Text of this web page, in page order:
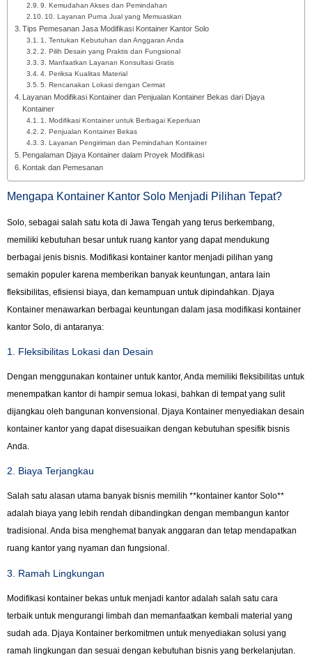
9. Kemudahan Akses dan Pemindahan
10. Layanan Purna Jual yang Memuaskan
Tips Pemesanan Jasa Modifikasi Kontainer Kantor Solo
1. Tentukan Kebutuhan dan Anggaran Anda
2. Pilih Desain yang Praktis dan Fungsional
3. Manfaatkan Layanan Konsultasi Gratis
4. Periksa Kualitas Material
5. Rencanakan Lokasi dengan Cermat
Layanan Modifikasi Kontainer dan Penjualan Kontainer Bekas dari Djaya
Kontainer
1. Modifikasi Kontainer untuk Berbagai Keperluan
2. Penjualan Kontainer Bekas
3. Layanan Pengiriman dan Pemindahan Kontainer
Pengalaman Djaya Kontainer dalam Proyek Modifikasi
Kontak dan Pemesanan
Mengapa Kontainer Kantor Solo Menjadi Pilihan Tepat?
Solo, sebagai salah satu kota di Jawa Tengah yang terus berkembang,
memiliki kebutuhan besar untuk ruang kantor yang dapat mendukung
berbagai jenis bisnis. Modifikasi kontainer kantor menjadi pilihan yang
semakin populer karena memberikan banyak keuntungan, antara lain
fleksibilitas, efisiensi biaya, dan kemampuan untuk dipindahkan. Djaya
Kontainer menawarkan berbagai keuntungan dalam jasa modifikasi kontainer
kantor Solo, di antaranya:
1. Fleksibilitas Lokasi dan Desain
Dengan menggunakan kontainer untuk kantor, Anda memiliki fleksibilitas untuk
menempatkan kantor di hampir semua lokasi, bahkan di tempat yang sulit
dijangkau oleh bangunan konvensional. Djaya Kontainer menyediakan desain
kontainer kantor yang dapat disesuaikan dengan kebutuhan spesifik bisnis
Anda.
2. Biaya Terjangkau
Salah satu alasan utama banyak bisnis memilih **kontainer kantor Solo**
adalah biaya yang lebih rendah dibandingkan dengan membangun kantor
tradisional. Anda bisa menghemat banyak anggaran dan tetap mendapatkan
ruang kantor yang nyaman dan fungsional.
3. Ramah Lingkungan
Modifikasi kontainer bekas untuk menjadi kantor adalah salah satu cara
terbaik untuk mengurangi limbah dan memanfaatkan kembali material yang
sudah ada. Djaya Kontainer berkomitmen untuk menyediakan solusi yang
ramah lingkungan dan sesuai dengan kebutuhan bisnis yang berkelanjutan.